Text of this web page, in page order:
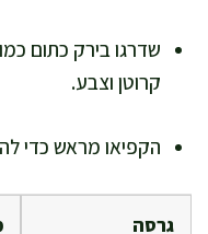
שדרגו בירק כתום
קרוטן וצבע.
הקפיאו מראש כדי
גרסה